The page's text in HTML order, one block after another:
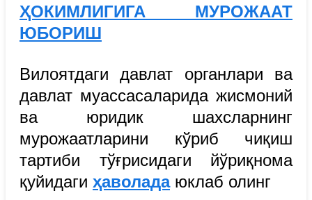
ҲОКИМЛИГИГА МУРОЖААТ
ЮБОРИШ
Вилоятдаги давлат органлари ва
давлат муассасаларида жисмоний
ва юридик шахсларнинг
мурожаатларини кўриб чиқиш
тартиби тўғрисидаги йўриқнома
қуйидаги ҳаволадаюклаб олинг